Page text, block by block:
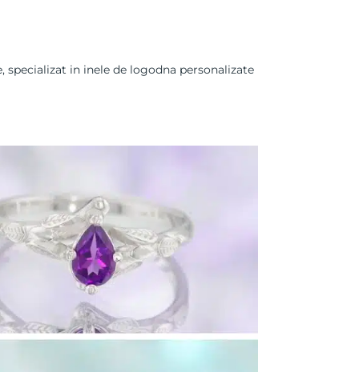
in inele de logodna personalizate